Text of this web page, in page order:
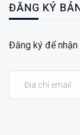
ĐĂNG KÝ
Đăng ký để nhận